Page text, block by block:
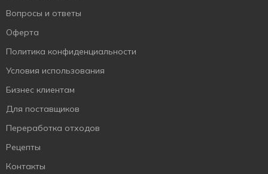
Вопросы и ответы
Оферта
Политика конфиденциальности
Условия использования
Бизнес клиентам
Для поставщиков
Переработка отходов
Рецепты
Контакты